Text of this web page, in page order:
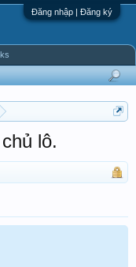
Đăng nhập | Đăng ký
lô.